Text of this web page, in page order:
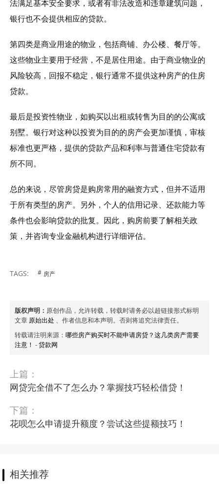
法满足基本安全要求，或者有非法改造和违章建筑问题，
银行也不会提供相应的贷款。
第四类是商业用途的物业，包括商铺、办公楼、餐厅等。
这些物业主要用于经营，不是居住用途。由于商业物业的
风险较高，回报不稳定，银行通常不提供这种房产的住房
贷款。
最后是投资性物业，如购买以出租或转售为目的的公寓或
别墅。银行对这种以投资为目的的房产会更加谨慎，审核
标准也更严格，提供的贷款产品和利率与普通住宅贷款有
所不同。
总的来说，尽管房贷是购房常用的融资方式，但并不适用
于所有类型的房产。另外，个人的信用记录、还款能力等
条件也会影响贷款的批复。因此，购房前要了解相关政
策，并咨询专业金融机构进行详细评估。
TAGS: 房产
版权声明： 原创作品，允许转载，转载时请务必以超链接形式标明
文章 原始出处 、作者信息和本声明。否则将追究法律责任。
转载请注明来源： 哪些房产购买时不能申请房贷？这几类房产需要
注意！ -贷款网
上篇：
网贷完全借不了怎么办？掌握技巧轻松借贷！
下篇：
花呗怎么申请提升额度？尝试这些提额技巧！
相关推荐